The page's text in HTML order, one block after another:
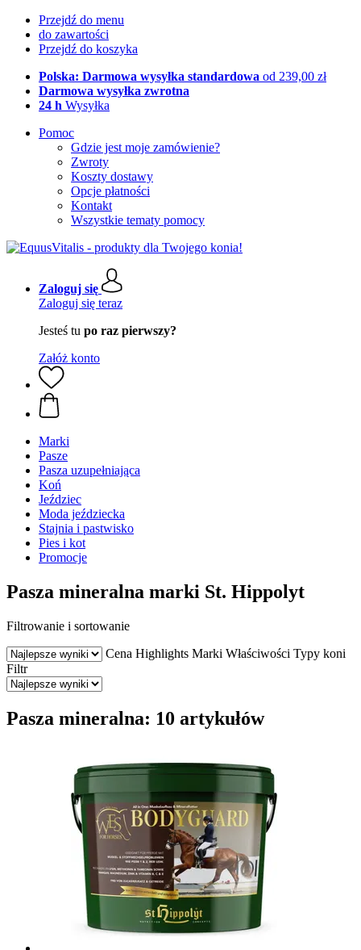
Przejdź do menu
do zawartości
Przejdź do koszyka
Polska: Darmowa wysyłka standardowa od 239,00 zł
Darmowa wysyłka zwrotna
24 h Wysyłka
Pomoc
Gdzie jest moje zamówienie?
Zwroty
Koszty dostawy
Opcje płatności
Kontakt
Wszystkie tematy pomocy
Zaloguj się
Zaloguj się teraz
Jesteś tu po raz pierwszy?
Załóż konto
Marki
Pasze
Pasza uzupełniająca
Koń
Jeździec
Moda jeździecka
Stajnia i pastwisko
Pies i kot
Promocje
Pasza mineralna marki St. Hippolyt
Filtrowanie i sortowanie
Cena Highlights Marki Właściwości Typy koni
Filtr
Pasza mineralna: 10 artykułów